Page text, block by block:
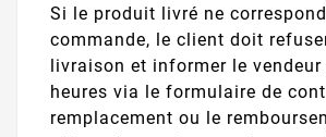
Si le produit livré ne
commande, le client doit
livraison et informer le vendeur
heures via le formulaire de
remplacement ou le